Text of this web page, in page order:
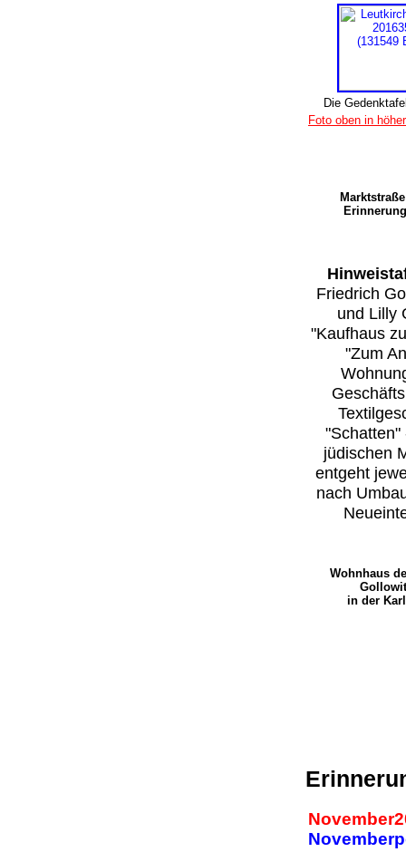
Die
Foto oben in
Friedrich
und Lilly
"Kaufhaus
"Zum
"Schatten"
jüdischen
entgeht
nach
Wohnhaus
in der